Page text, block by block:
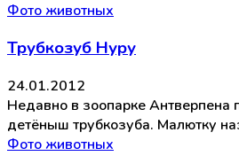
Фото животных
Трубкозуб Нуру
24.01.2012
Недавно в зоопарке Антверпена
детёныш трубкозуба. Малютку
Фото животных